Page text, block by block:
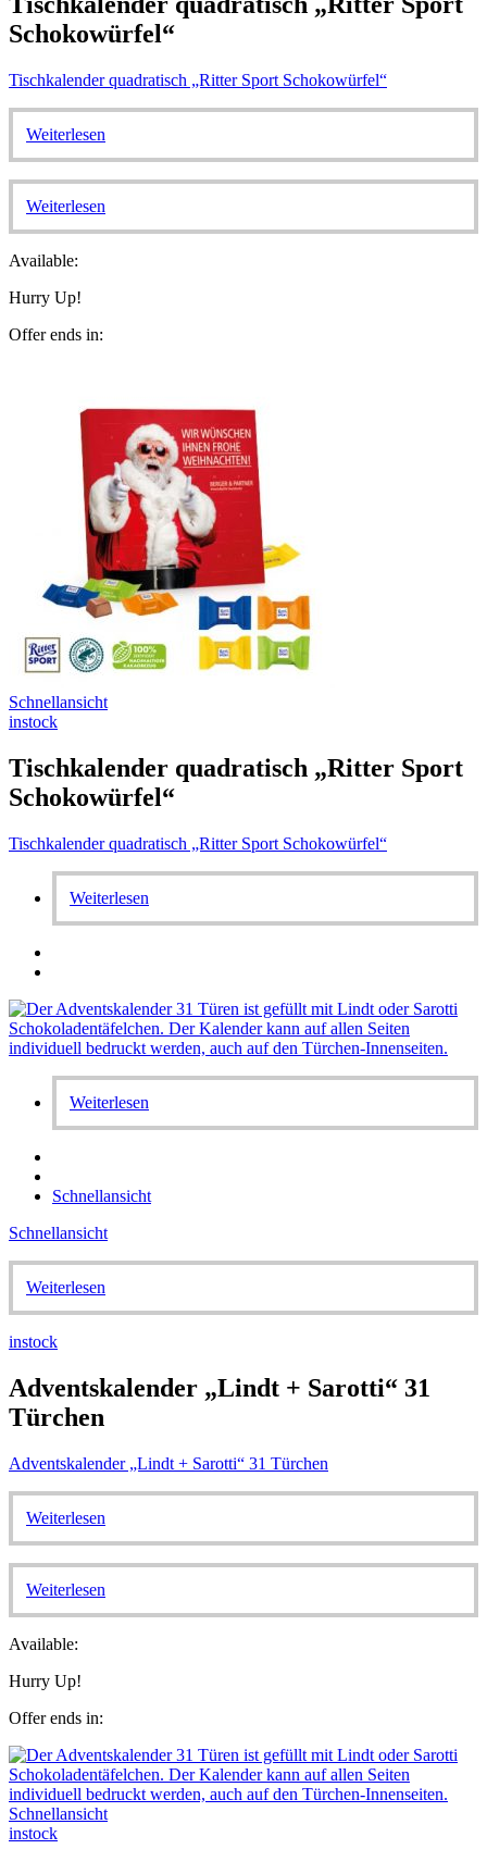
Schokowürfel“
Tischkalender quadratisch „Ritter Sport Schokowürfel“
Weiterlesen
Weiterlesen
Available:
Hurry Up!
Offer ends in:
Schnellansicht
instock
Tischkalender quadratisch „Ritter Sport
Schokowürfel“
Tischkalender quadratisch „Ritter Sport Schokowürfel“
Weiterlesen
Weiterlesen
Schnellansicht
Schnellansicht
Weiterlesen
instock
Adventskalender „Lindt + Sarotti“ 31
Türchen
Adventskalender „Lindt + Sarotti“ 31 Türchen
Weiterlesen
Weiterlesen
Available:
Hurry Up!
Offer ends in:
Schnellansicht
instock